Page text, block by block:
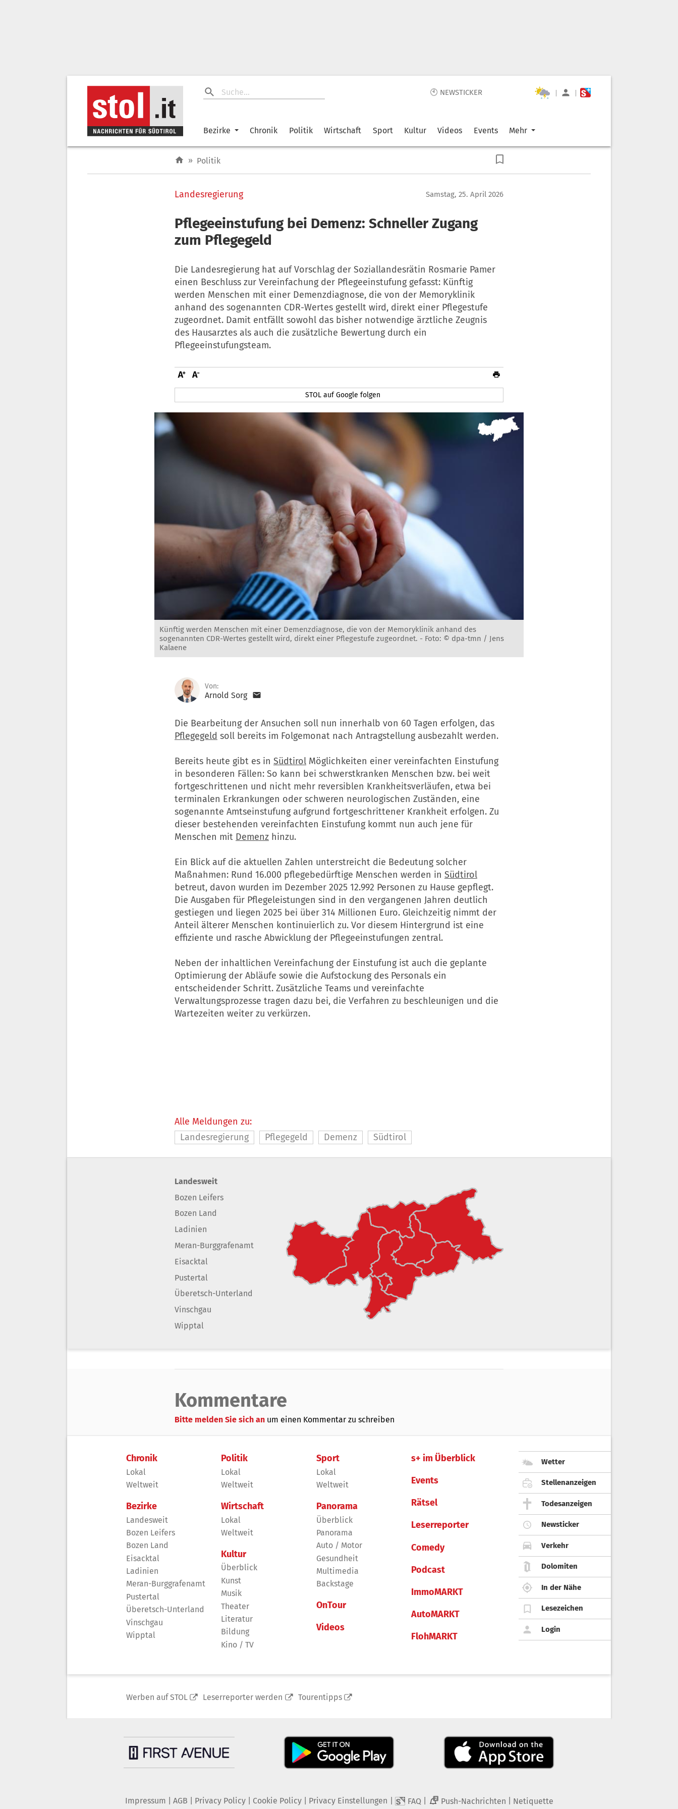
🕙 NEWSTICKER | |
Bezirke Chronik Politik Wirtschaft Sport Kultur Videos Events Mehr
» Politik
Landesregierung Samstag, 25. April 2026
Pflegeeinstufung bei Demenz: Schneller Zugang
zum Pflegegeld
Die Landesregierung hat auf Vorschlag der Soziallandesrätin Rosmarie Pamer
einen Beschluss zur Vereinfachung der Pflegeeinstufung gefasst: Künftig
werden Menschen mit einer Demenzdiagnose, die von der Memoryklinik
anhand des sogenannten CDR-Wertes gestellt wird, direkt einer Pflegestufe
zugeordnet. Damit entfällt sowohl das bisher notwendige ärztliche Zeugnis
des Hausarztes als auch die zusätzliche Bewertung durch ein
Pflegeeinstufungsteam.
STOL auf Google folgen
Künftig werden Menschen mit einer Demenzdiagnose, die von der Memoryklinik anhand des
sogenannten CDR-Wertes gestellt wird, direkt einer Pflegestufe zugeordnet. - Foto: © dpa-tmn / Jens
Kalaene
Von:
Arnold Sorg
Die Bearbeitung der Ansuchen soll nun innerhalb von 60 Tagen erfolgen, das
Pflegegeld soll bereits im Folgemonat nach Antragstellung ausbezahlt werden.
Bereits heute gibt es in Südtirol Möglichkeiten einer vereinfachten Einstufung
in besonderen Fällen: So kann bei schwerstkranken Menschen bzw. bei weit
fortgeschrittenen und nicht mehr reversiblen Krankheitsverläufen, etwa bei
terminalen Erkrankungen oder schweren neurologischen Zuständen, eine
sogenannte Amtseinstufung aufgrund fortgeschrittener Krankheit erfolgen. Zu
dieser bestehenden vereinfachten Einstufung kommt nun auch jene für
Menschen mit Demenz hinzu.
Ein Blick auf die aktuellen Zahlen unterstreicht die Bedeutung solcher
Maßnahmen: Rund 16.000 pflegebedürftige Menschen werden in Südtirol
betreut, davon wurden im Dezember 2025 12.992 Personen zu Hause gepflegt.
Die Ausgaben für Pflegeleistungen sind in den vergangenen Jahren deutlich
gestiegen und liegen 2025 bei über 314 Millionen Euro. Gleichzeitig nimmt der
Anteil älterer Menschen kontinuierlich zu. Vor diesem Hintergrund ist eine
effiziente und rasche Abwicklung der Pflegeeinstufungen zentral.
Neben der inhaltlichen Vereinfachung der Einstufung ist auch die geplante
Optimierung der Abläufe sowie die Aufstockung des Personals ein
entscheidender Schritt. Zusätzliche Teams und vereinfachte
Verwaltungsprozesse tragen dazu bei, die Verfahren zu beschleunigen und die
Wartezeiten weiter zu verkürzen.
Alle Meldungen zu:
Landesregierung
Pflegegeld Demenz Südtirol
Landesweit
Bozen Leifers
Bozen Land
Ladinien
Meran-Burggrafenamt
Eisacktal
Pustertal
Überetsch-Unterland
Vinschgau
Wipptal
Kommentare
Bitte melden Sie sich an um einen Kommentar zu schreiben
Chronik
Lokal
Weltweit
Bezirke
Landesweit
Bozen Leifers
Bozen Land
Eisacktal
Ladinien
Meran-Burggrafenamt
Pustertal
Überetsch-Unterland
Vinschgau
Wipptal
Politik
Lokal
Weltweit
Wirtschaft
Lokal
Weltweit
Kultur
Überblick
Kunst
Musik
Theater
Literatur
Bildung
Kino / TV
Sport
Lokal
Weltweit
Panorama
Überblick
Panorama
Auto / Motor
Gesundheit
Multimedia
Backstage
OnTour
Videos
s+ im Überblick
Events
Rätsel
Leserreporter
Comedy
Podcast
ImmoMARKT
AutoMARKT
FlohMARKT
Wetter
Stellenanzeigen
Todesanzeigen
Newsticker
Verkehr
Dolomiten
In der Nähe
Lesezeichen
Login
Werben auf STOL Leserreporter werden Tourentipps
Impressum AGB Privacy Policy| Cookie Policy| Privacy Einstellungen FAQ 2 Push-Nachrichten Netiquette